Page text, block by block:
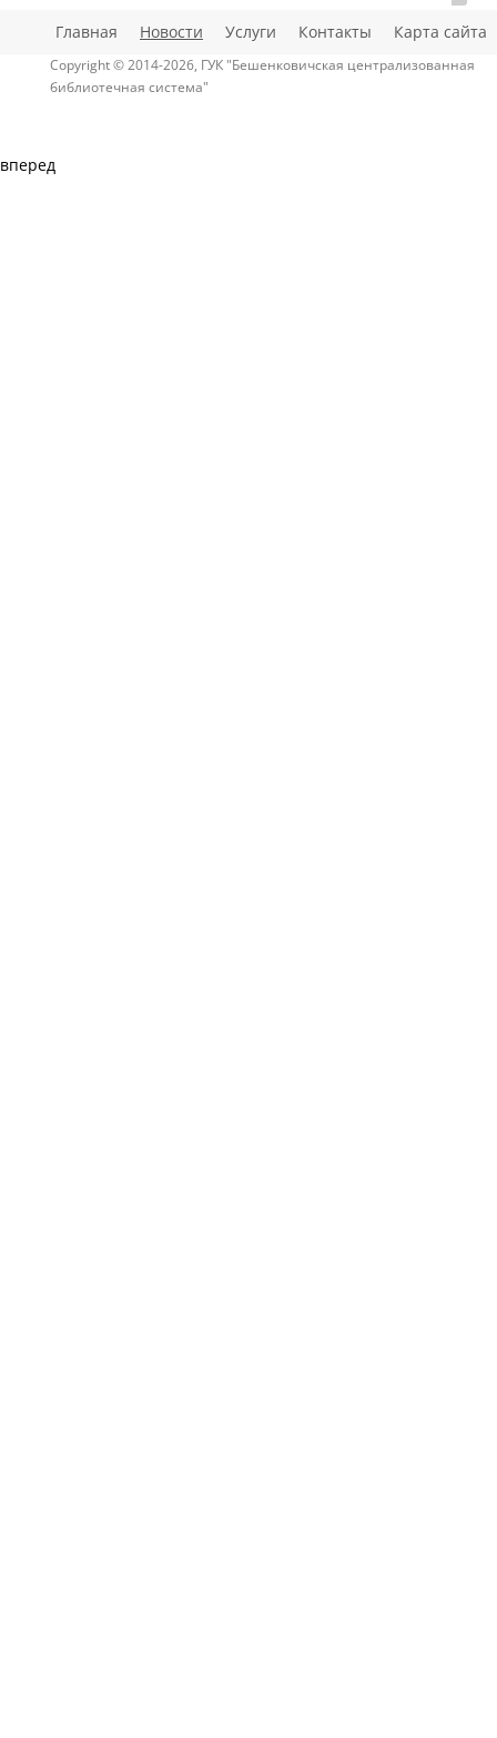
Главная Новости Услуги Контакты Карта сайта
Copyright © 2014-2026, ГУК "Бешенковичская централизованная
библиотечная система"
вперед